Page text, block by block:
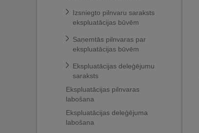
Izsniegto pilnvaru saraksts
ekspluatācijas būvēm
Saņemtās pilnvaras par
ekspluatācijas būvēm
Ekspluatācijas deleģējumu
saraksts
Ekspluatācijas pilnvaras
labošana
Ekspluatācijas deleģējuma
labošana